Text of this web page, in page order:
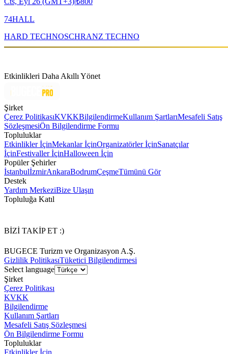
74HALL
HARD TECHNOSCHRANZ TECHNO
Etkinlikleri Daha Akıllı Yönet
Şirket
Çerez PolitikasıKVKKBilgilendirmeKullanım ŞartlarıMesafeli Satış
SözleşmesiÖn Bilgilendirme Formu
Topluluklar
Etkinlikler İçinMekanlar İçinOrganizatörler İçinSanatçılar
İçinFestivaller İçinHalloween İçin
Popüler Şehirler
İstanbulİzmirAnkaraBodrumÇeşmeTümünü Gör
Destek
Yardım MerkeziBize Ulaşın
Topluluğa Katıl
BİZİ TAKİP ET :)
BUGECE Turizm ve Organizasyon A.Ş.
Gizlilik PolitikasıTüketici Bilgilendirmesi
Select language
Şirket
Çerez Politikası
KVKK
Bilgilendirme
Kullanım Şartları
Mesafeli Satış Sözleşmesi
Ön Bilgilendirme Formu
Topluluklar